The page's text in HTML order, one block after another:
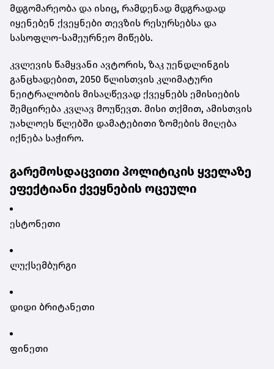
მდგომარეობა და ისიც, რამდენად მდგრადად
იყენებენ ქვეყნები თევზის რესურსებსა და
სასოფლო-სამეურნეო მიწებს.
კვლევის წამყვანი ავტორის, ზაკ უენდლინგის
განცხადებით, 2050 წლისთვის კლიმატური
ნეიტრალობის მისაღწევად ქვეყნებს ემისიების
შემცირება კვლავ მოუწევთ. მისი თქმით, ამისთვის
უახლოეს წლებში დამატებითი ზომების მიღება
იქნება საჭირო.
გარემოსდაცვითი პოლიტიკის ყველაზე
ეფექტიანი ქვეყნების ოცეული
ესტონეთი
ლუქსემბურგი
დიდი ბრიტანეთი
ფინეთი